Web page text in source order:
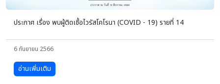
ประกาศ เรื่อง พบผู้ติดเชื้อไวรัสโคโรนา (COVID - 19) รายที่ 14
6 กันยายน 2566
อ่านเพิ่มเติม